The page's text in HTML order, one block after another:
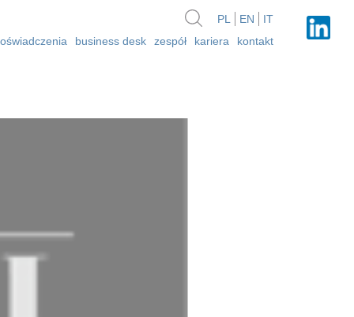
PL EN
IT
business desk zespół kariera kontakt